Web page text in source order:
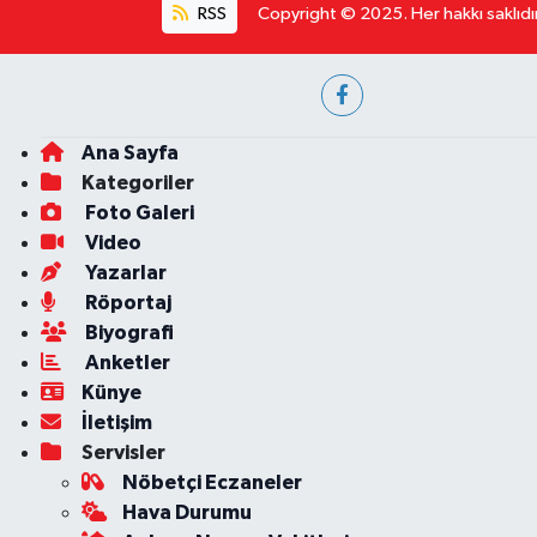
RSS Copyright © 2025. Her hakkı
Ana Sayfa
Kategoriler
Foto Galeri
Video
Yazarlar
Röportaj
Biyografi
Anketler
Künye
İletişim
Servisler
Nöbetçi Eczaneler
Hava Durumu